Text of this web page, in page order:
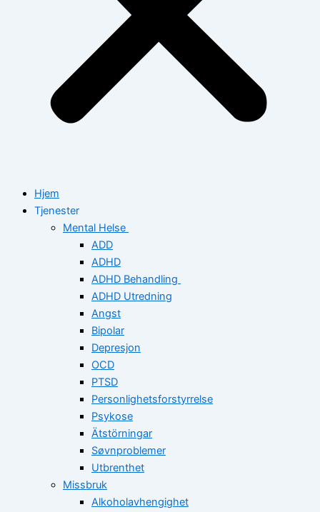
Hjem
Tjenester
Mental Helse
ADD
ADHD
ADHD Behandling
ADHD Utredning
Angst
Bipolar
Depresjon
OCD
PTSD
Personlighetsforstyrrelse
Psykose
Ätstörningar
Søvnproblemer
Utbrenthet
Missbruk
Alkoholavhengighet